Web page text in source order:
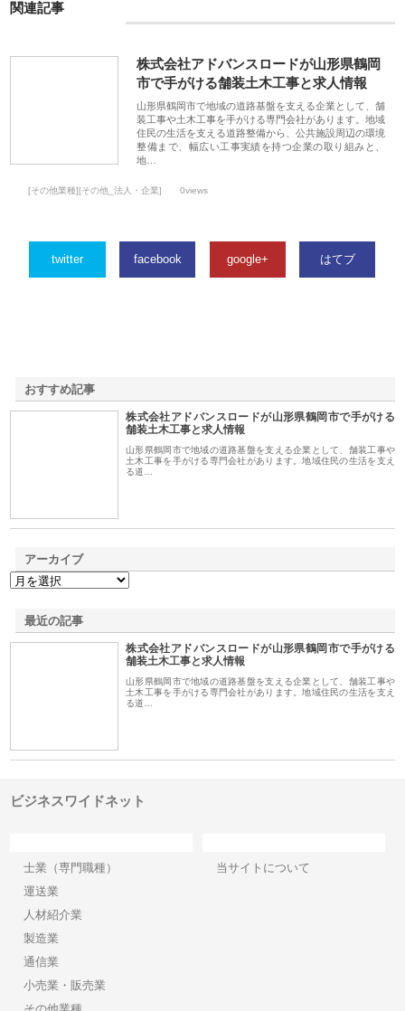
関連記事
株式会社アドバンスロードが山形県鶴岡
市で手がける舗装土木工事と求人情報
山形県鶴岡市で地域の道路基盤を支える企業として、舗
装工事や土木工事を手がける専門会社があります。地域
住民の生活を支える道路整備から、公共施設周辺の環境
整備まで、幅広い工事実績を持つ企業の取り組みと、
地…
[その他業種][その他_法人・企業] 0views
twitter facebook google+ はてブ
おすすめ記事
株式会社アドバンスロードが山形県鶴岡市で手がける
舗装土木工事と求人情報
山形県鶴岡市で地域の道路基盤を支える企業として、舗装工事や
土木工事を手がける専門会社があります。地域住民の生活を支え
る道…
アーカイブ
最近の記事
株式会社アドバンスロードが山形県鶴岡市で手がける
舗装土木工事と求人情報
山形県鶴岡市で地域の道路基盤を支える企業として、舗装工事や
土木工事を手がける専門会社があります。地域住民の生活を支え
る道…
ビジネスワイドネット
士業（専門職種）
運送業
人材紹介業
製造業
通信業
小売業・販売業
当サイトについて